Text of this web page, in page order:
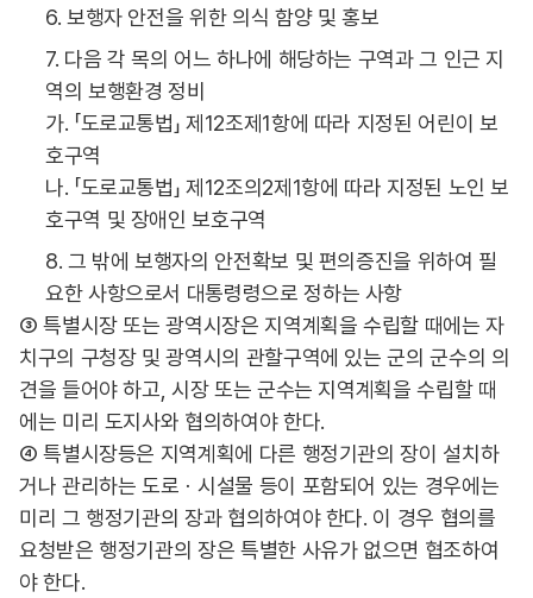
6. 보행자 안전을 위한 의식 함양 및 홍보
7. 다음 각 목의 어느 하나에 해당하는 구역과 그 인근 지
역의 보행환경 정비
가. 「도로교통법」 제12조제1항에 따라 지정된 어린이 보
호구역
나. 「도로교통법」 제12조의2제1항에 따라 지정된 노인 보
호구역 및 장애인 보호구역
8. 그 밖에 보행자의 안전확보 및 편의증진을 위하여 필
요한 사항으로서 대통령령으로 정하는 사항
③ 특별시장 또는 광역시장은 지역계획을 수립할 때에는 자
치구의 구청장 및 광역시의 관할구역에 있는 군의 군수의 의
견을 들어야 하고, 시장 또는 군수는 지역계획을 수립할 때
에는 미리 도지사와 협의하여야 한다.
④ 특별시장등은 지역계획에 다른 행정기관의 장이 설치하
거나 관리하는 도로ㆍ시설물 등이 포함되어 있는 경우에는
미리 그 행정기관의 장과 협의하여야 한다. 이 경우 협의를
요청받은 행정기관의 장은 특별한 사유가 없으면 협조하여
야 한다.